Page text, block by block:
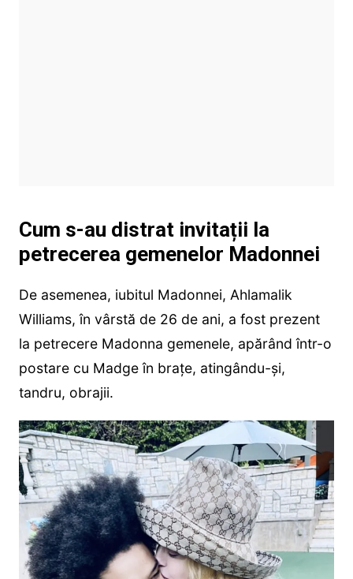
Cum s-au distrat invitații la
petrecerea gemenelor Madonnei
De asemenea, iubitul Madonnei, Ahlamalik
Williams, în vârstă de 26 de ani, a fost prezent
la petrecere Madonna gemenele, apărând într-o
postare cu Madge în brațe, atingându-și,
tandru, obrajii.